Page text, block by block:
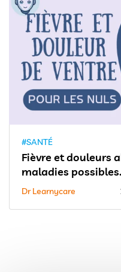
#SANTÉ
Fièvre et douleurs
maladies
Dr Learnycare